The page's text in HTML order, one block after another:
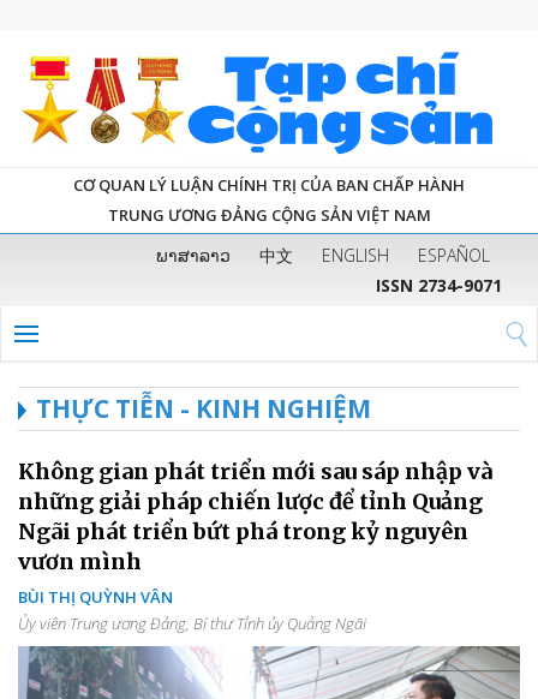
CƠ QUAN LÝ LUẬN CHÍNH TRỊ CỦA BAN CHẤP HÀNH
TRUNG ƯƠNG ĐẢNG CỘNG SẢN VIỆT NAM
ພາສາລາວ 中文 ENGLISH
ESPAÑOL
ISSN 2734-9071
THỰC TIỄN - KINH NGHIỆM
Không gian phát triển mới sau sáp nhập và
những giải pháp chiến lược để tỉnh Quảng
Ngãi phát triển bứt phá trong kỷ nguyên
vươn mình
BÙI THỊ QUỲNH VÂN
Ủy viên Trung ương Đảng, Bí thư Tỉnh ủy Quảng Ngãi